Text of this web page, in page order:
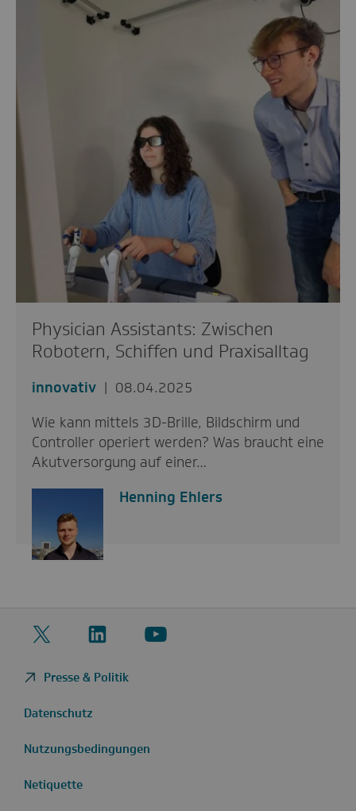
Physician Assistants: Zwischen
Robotern, Schiffen und Praxisalltag
innovativ
08.04.2025
Wie kann mittels 3D-Brille, Bildschirm und
Controller operiert werden? Was braucht eine
Akutversorgung auf einer…
Henning Ehlers
Twitter
LinkedIn
YouTube
Presse & Politik
Datenschutz
Nutzungsbedingungen
Netiquette